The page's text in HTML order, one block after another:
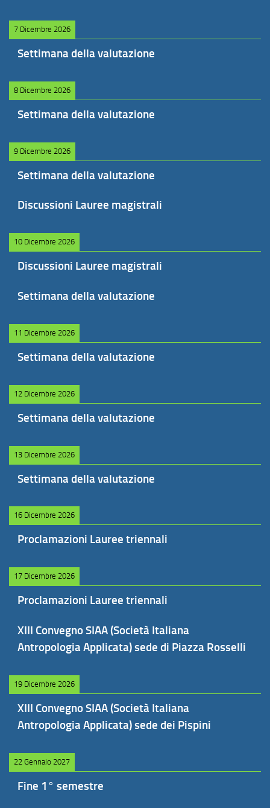
7 Dicembre 2026
Settimana della valutazione
8 Dicembre 2026
Settimana della valutazione
9 Dicembre 2026
Settimana della valutazione
Discussioni Lauree magistrali
10 Dicembre 2026
Discussioni Lauree magistrali
Settimana della valutazione
11 Dicembre 2026
Settimana della valutazione
12 Dicembre 2026
Settimana della valutazione
13 Dicembre 2026
Settimana della valutazione
16 Dicembre 2026
Proclamazioni Lauree triennali
17 Dicembre 2026
Proclamazioni Lauree triennali
XIII Convegno SIAA (Società Italiana
Antropologia Applicata) sede di Piazza Rosselli
19 Dicembre 2026
XIII Convegno SIAA (Società Italiana
Antropologia Applicata) sede dei Pispini
22 Gennaio 2027
Fine 1° semestre